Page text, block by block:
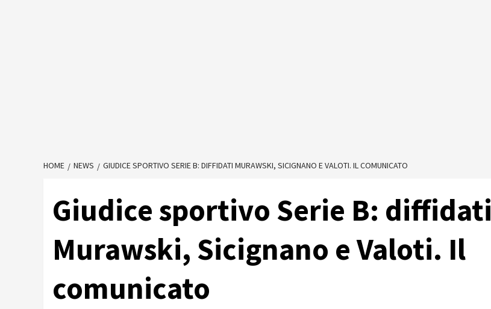
HOME NEWS GIUDICE SPORTIVO SERIE B: DIFFIDATI MURAWSKI, SICIGNANO E VALOTI. IL COMUNICATO
Giudice sportivo Serie B: diffidati
Murawski, Sicignano e Valoti. Il
comunicato